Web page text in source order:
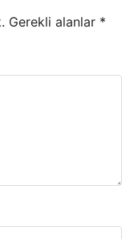
Gerekli alanlar *